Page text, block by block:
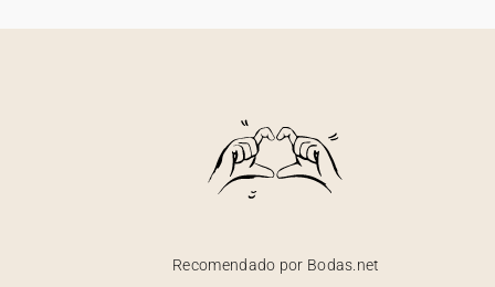
Recomendado por Bodas.net